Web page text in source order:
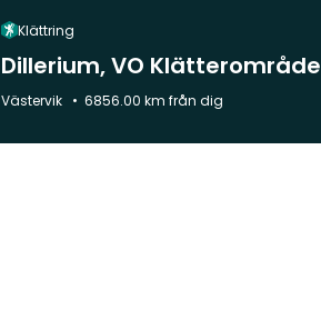
Klättring
Dillerium, VO Klätterområde
Kommun:
Västervik 6856.00 km från dig